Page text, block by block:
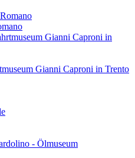
Gianni Caproni in Trento